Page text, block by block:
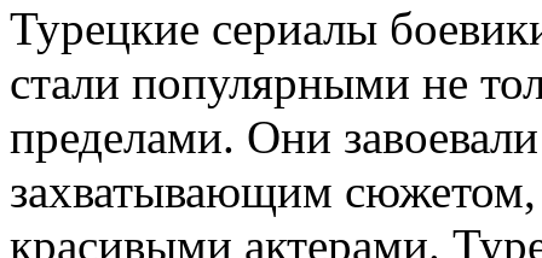
Турeцкиe сeриaлы
стали популярными не
пределами. Они
захватывающим
красивыми актерами.